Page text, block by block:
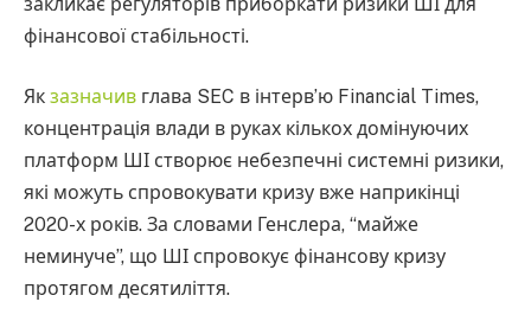
фінансової стабільності.
Як зазначив глава SEC в інтерв’ю Financial Times,
концентрація влади в руках кількох домінуючих
платформ ШІ створює небезпечні системні ризики,
які можуть спровокувати кризу вже наприкінці
2020-х років. За словами Генслера, “майже
неминуче”, що ШІ спровокує фінансову кризу
протягом десятиліття.